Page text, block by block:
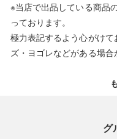
返品・交換について
※当店で出品している商品
っております。
極力表記するよう心がけ
ズ・ヨゴレなどがある場合
ご理解くださいますようお
グ